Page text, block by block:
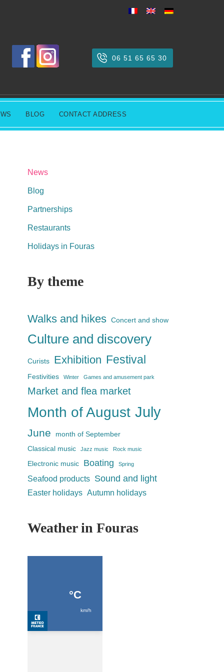
06 51 65 65 30
BLOG CONTACT ADDRESS
News
Blog
Partnerships
Restaurants
Holidays in Fouras
By theme
Walks and hikes Concert and show
Culture and discovery
Curists Exhibition Festival
Festivities Winter Games and amusement park
Market and flea market
Month of August July
June
month of September
Classical music
Jazz music Rock music
Electronic music Boating Spring
Seafood products Sound and light
Easter holidays Autumn holidays
Weather in Fouras